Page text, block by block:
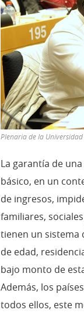
Plenaria de la
La garantía de una
básico, en un
de ingresos,
familiares,
tienen un sistema
de edad,
bajo monto de
Además, los
todos ellos, este